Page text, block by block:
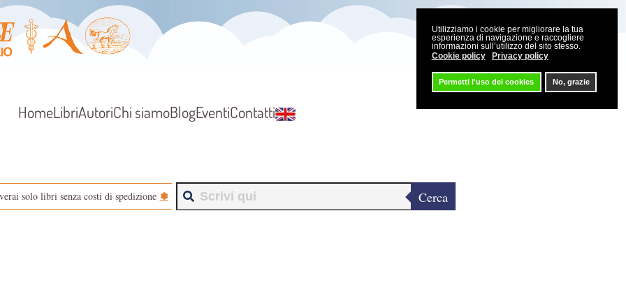
Utilizziamo i cookie per migliorare la tua
esperienza di navigazione e raccogliere
informazioni sull’utilizzo del sito stesso.
Cookie policy
Privacy policy
Permetti l'uso dei cookies No, grazie
HomeLibriAutoriChi siamoBlogEventiContatti
solo libri senza costi di spedizione ✽ Cerca